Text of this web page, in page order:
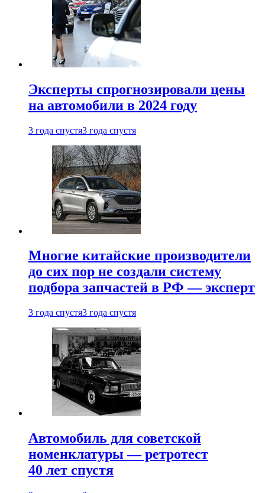
Эксперты спрогнозировали цены
на автомобили в 2024 году
3 года спустя3 года спустя
Многие китайские производители
до сих пор не создали систему
подбора запчастей в РФ — эксперт
3 года спустя3 года спустя
Автомобиль для советской
номенклатуры — ретротест
40 лет спустя